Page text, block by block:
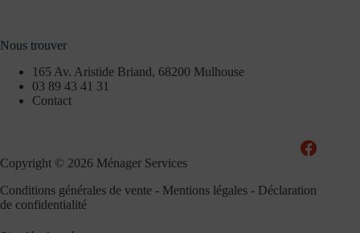
Nous trouver
165 Av. Aristide Briand, 68200 Mulhouse
03 89 43 41 31
Contact
Copyright © 2026 Ménager Services
Conditions générales de vente - Mentions légales - Déclaration
de confidentialité